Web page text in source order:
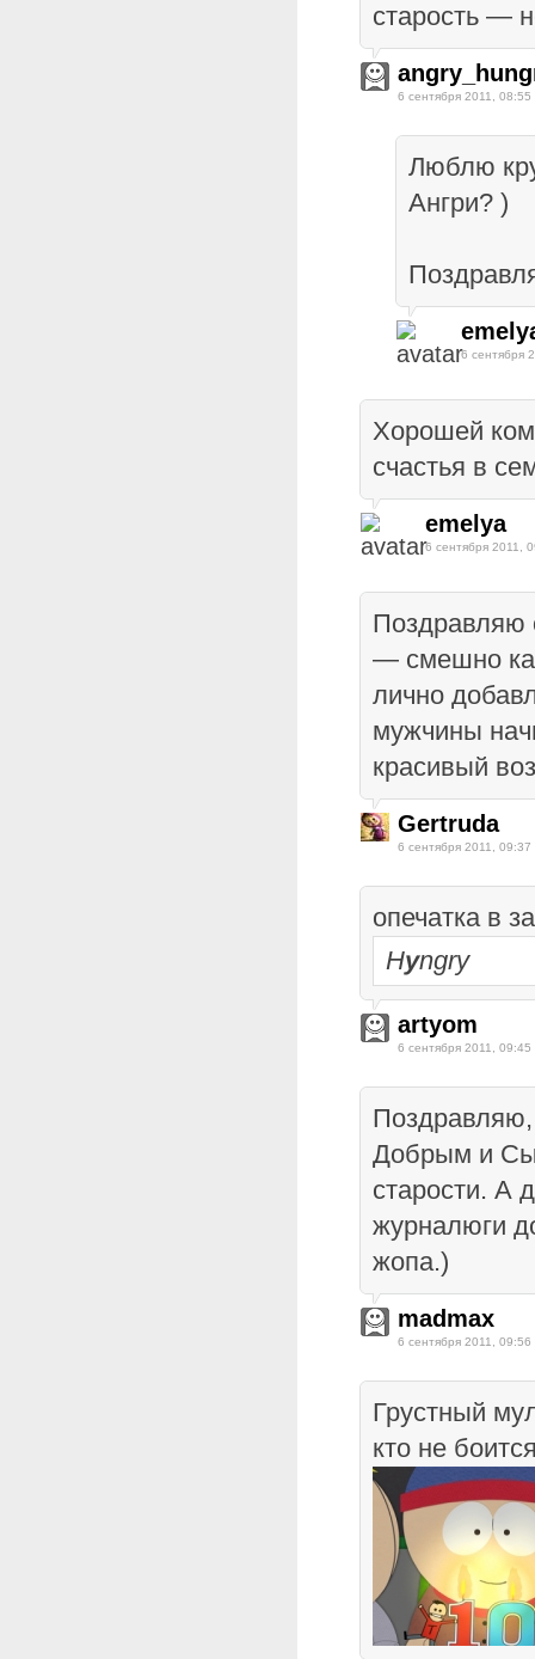
старость —
6 сентября 2011, 08:55
Люблю
Ангри? )
6 сентября
Хорошей
счастья в
emelya
6 сентября 2011,
Поздравляю
— смешно
лично
мужчины
красивый
Gertruda
6 сентября 2011, 09:37
опечатка в
Hyngry
artyom
6 сентября 2011, 09:45
Добрым и
старости. А
журналюги
жопа.)
madmax
6 сентября 2011, 09:56
Грустный
кто не